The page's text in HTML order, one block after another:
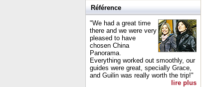
Référence
"We had a great time
there and we were very
pleased to have
chosen China
Panorama.
Everything worked out smoothly, our
guides were great, specially Grace,
and Guilin was really worth the trip!"
lire plus